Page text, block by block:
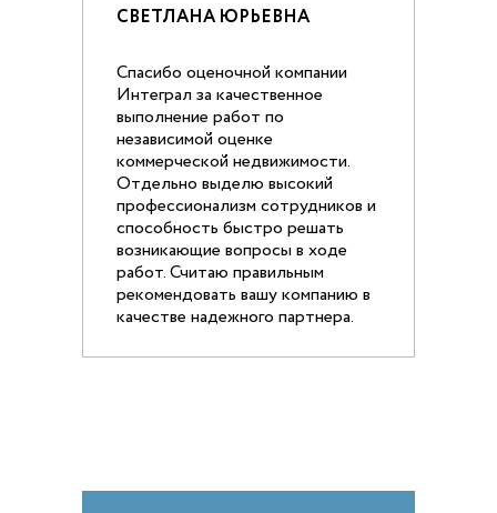
СВЕТЛАНА ЮРЬЕВНА
Спасибо оценочной компании
Интеграл за качественное
выполнение работ по
независимой оценке
коммерческой недвижимости.
Отдельно выделю высокий
профессионализм сотрудников и
способность быстро решать
возникающие вопросы в ходе
работ. Считаю правильным
рекомендовать вашу компанию в
качестве надежного партнера.